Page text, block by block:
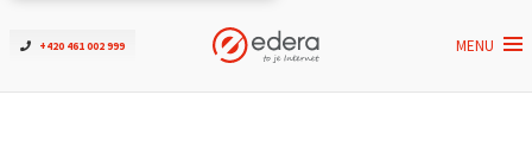
+420 461 002 999 MENU
Ověřit dostupnost